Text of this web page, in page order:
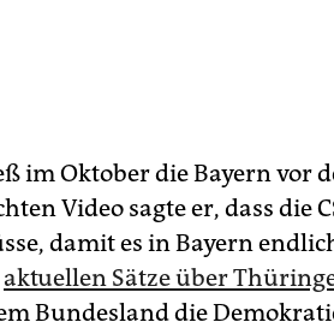
im Oktober die Bayern vor
Video sagte er, dass die
damit es in Bayern
aktuellen Sätze über
Bundesland die